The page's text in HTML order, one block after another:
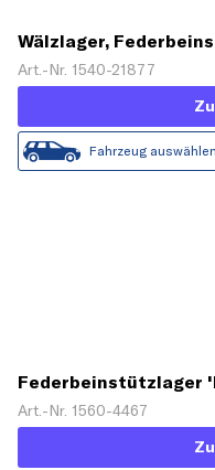
Wälzlager,
Art.-Nr. 1540-21877
Fahrzeug auswählen
Federbeinstützlager
Art.-Nr. 1560-4467